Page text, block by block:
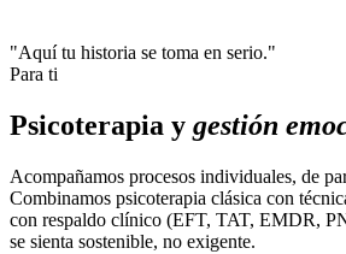
"Aquí tu historia se toma en serio."
Para ti
Psicoterapia y gestión
Acompañamos procesos individuales, de
Combinamos psicoterapia clásica con
con respaldo clínico (EFT, TAT, EMDR,
se sienta sostenible, no exigente.